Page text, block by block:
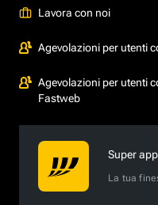
Lavora con noi
Agevolazioni per utenti
Agevolazioni per utenti
Fastweb
Super
La tua